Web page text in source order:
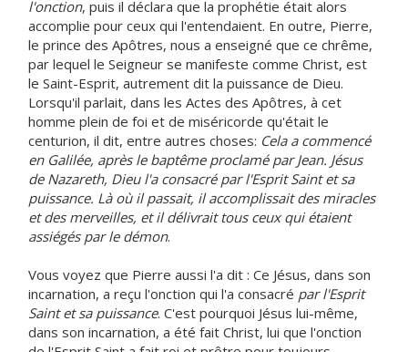
l'onction, puis il déclara que la prophétie était alors
accomplie pour ceux qui l'entendaient. En outre, Pierre,
le prince des Apôtres, nous a enseigné que ce chrême,
par lequel le Seigneur se manifeste comme Christ, est
le Saint-Esprit, autrement dit la puissance de Dieu.
Lorsqu'il parlait, dans les Actes des Apôtres, à cet
homme plein de foi et de miséricorde qu'était le
centurion, il dit, entre autres choses: Cela a commencé
en Galilée, après le baptême proclamé par Jean. Jésus
de Nazareth, Dieu l'a consacré par l'Esprit Saint et sa
puissance. Là où il passait, il accomplissait des miracles
et des merveilles, et il délivrait tous ceux qui étaient
assiégés par le démon.
Vous voyez que Pierre aussi l'a dit : Ce Jésus, dans son
incarnation, a reçu l'onction qui l'a consacré par l'Esprit
Saint et sa puissance. C'est pourquoi Jésus lui-même,
dans son incarnation, a été fait Christ, lui que l'onction